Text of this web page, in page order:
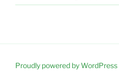
Proudly powered by WordPress